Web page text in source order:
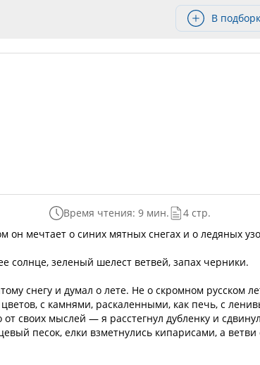
В
Время чтения: 9 мин.
4 стр.
он мечтает о синих мятных снегах и о ледяных
солнце, зеленый шелест ветвей, запах черники.
снегу и думал о лете. Не о скромном русском
с камнями, раскаленными, как печь, с
своих мыслей — я расстегнул дубленку и
песок, елки взметнулись кипарисами, а ветви